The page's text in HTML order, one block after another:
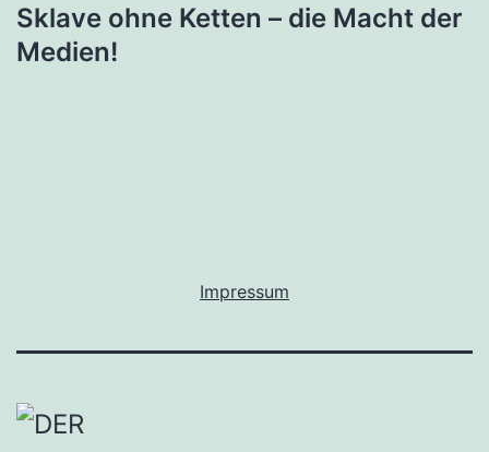
Sklave ohne Ketten – die Macht der
Medien!
Impressum